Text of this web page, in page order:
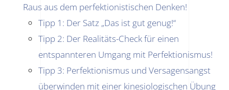
Raus aus dem perfektionistischen Denken!
Tipp 1: Der Satz „Das ist gut genug!“
Tipp 2: Der Realitäts-Check für einen
entspannteren Umgang mit Perfektionismus!
Tipp 3: Perfektionismus und Versagensangst
überwinden mit einer kinesiologischen Übung